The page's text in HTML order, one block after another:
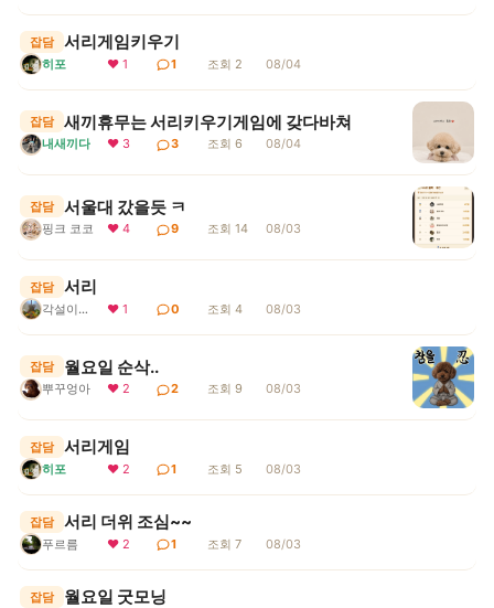
잡담 서리게임키우기
히포 ❤ 1 1 조회 2 08/04
잡담 새끼휴무는 서리키우기게임에 갖다바쳐
내새끼다 ❤ 3 3 조회 6 08/04
잡담 서울대 갔을듯 ㅋ
핑크 코코 ❤ 4 9 조회 14 08/03
잡담 서리
각설이지요 ❤ 1 0 조회 4 08/03
잡담 월요일 순삭..
뿌꾸엉아 ❤ 2 2 조회 9 08/03
잡담 서리게임
히포 ❤ 2 1 조회 5 08/03
잡담 서리 더위 조심~~
푸르름 ❤ 2 1 조회 7 08/03
잡담 월요일 굿모닝